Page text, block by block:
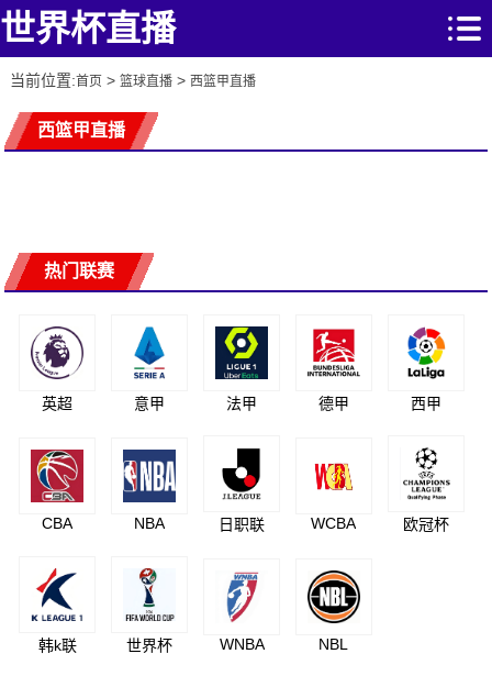
世界杯直播
当前位置:首页> 篮球直播> 西篮甲直播
西篮甲直播
热门联赛
英超 意甲 法甲 德甲 西甲
CBA NBA 日职联 WCBA 欧冠杯
韩k联 世界杯 WNBA NBL